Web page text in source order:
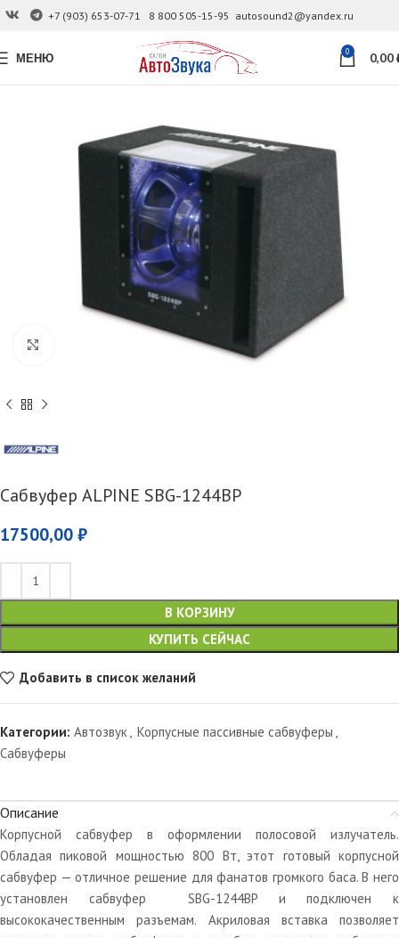
+7 (903) 653-07-71 8 800 505-15-95 autosound2@yandex.ru
МЕНЮ 0 0,00
Сабвуфер ALPINE SBG-1244BP
17500,00 ₽
В КОРЗИНУ
КУПИТЬ СЕЙЧАС
Добавить в список желаний
Категории: Автозвук, Корпусные пассивные сабвуферы ,
Сабвуферы
Описание
Корпусной сабвуфер в оформлении полосовой излучатель.
Обладая пиковой мощностью 800 Вт, этот готовый корпусной
сабвуфер — отличное решение для фанатов громкого баса. В него
установлен сабвуфер SBG-1244BP и подключен к
высококачественным разъемам. Акриловая вставка позволяет